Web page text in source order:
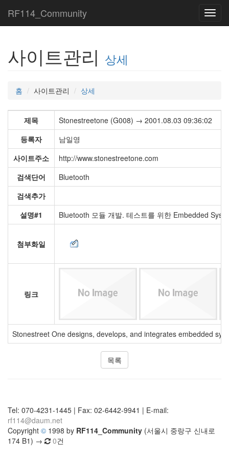
RF114_Community
사이트관리 상세
홈 사이트관리 상세
제목
Stonestreetone (G008) → 2001.08.03 09:36:02
등록자
남일영
사이트주소
http://www.stonestreetone.com
검색단어
Bluetooth
검색추가
설명#1
Bluetooth 모듈 개발. 테스트를 위한 Embedded
첨부화일
링크
Stonestreet One designs, develops, and integrates embedded
목록
Tel: 070-4231-1445 | Fax: 02-6442-9941 | E-mail:
rf114@daum.net
Copyright © 1998 by RF114_Community (서울시 중랑구 신내로
174 B1) →
0건